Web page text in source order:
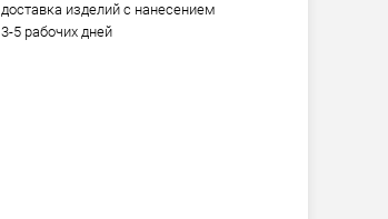
доставка изделий с нанесением
3-5 рабочих дней